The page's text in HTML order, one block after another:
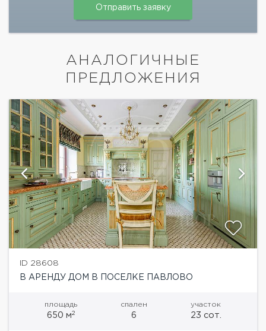
АНАЛОГИЧНЫЕ
ПРЕДЛОЖЕНИЯ
ID 28608
В АРЕНДУ ДОМ В ПОСЕЛКЕ ПАВЛОВО
площадь
650 м2
спален
6
участок
23 сот.